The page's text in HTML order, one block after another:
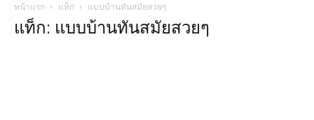
หน้าแรก แท็ก แบบบ้านทันสมัยสวยๆ
แท็ก: แบบบ้านทันสมัยสวยๆ